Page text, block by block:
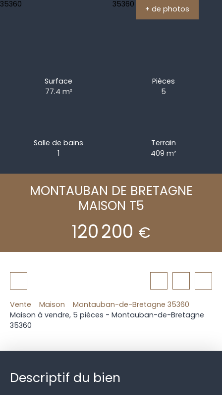
+ de photos
Surface
77.4 m²
Pièces
5
Salle de bains
1
Terrain
409 m²
MONTAUBAN DE BRETAGNE
MAISON T5
120 200 €
Vente Maison
Montauban-de-Bretagne 35360
Maison à vendre, 5 pièces - Montauban-de-Bretagne
35360
Descriptif du bien